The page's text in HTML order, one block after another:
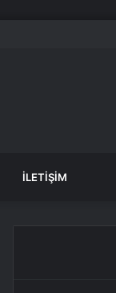
İLETIŞIM